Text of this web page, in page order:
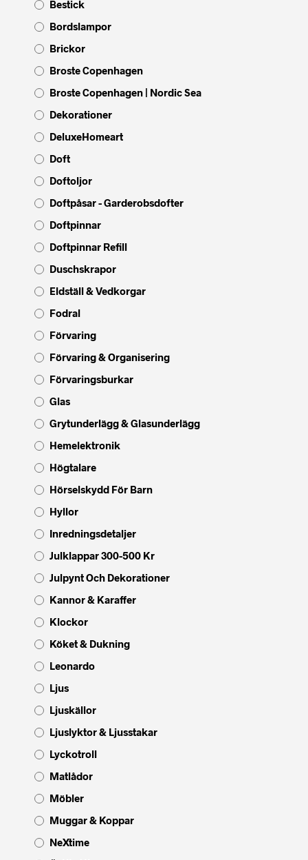
Bestick
Bordslampor
Brickor
Broste Copenhagen
Broste Copenhagen | Nordic Sea
Dekorationer
DeluxeHomeart
Doft
Doftoljor
Doftpåsar - Garderobsdofter
Doftpinnar
Doftpinnar Refill
Duschskrapor
Eldställ & Vedkorgar
Fodral
Förvaring
Förvaring & Organisering
Förvaringsburkar
Glas
Grytunderlägg & Glasunderlägg
Hemelektronik
Högtalare
Hörselskydd För Barn
Hyllor
Inredningsdetaljer
Julklappar 300-500 Kr
Julpynt Och Dekorationer
Kannor & Karaffer
Klockor
Köket & Dukning
Leonardo
Ljus
Ljuskällor
Ljuslyktor & Ljusstakar
Lyckotroll
Matlådor
Möbler
Muggar & Koppar
NeXtime